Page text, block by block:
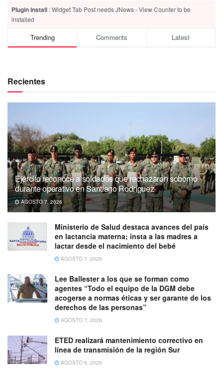
Plugin Install : Widget Tab Post needs JNews - View Counter to be
installed
Trending Comments Latest
Recientes
Ejército reconoce a soldados que rechazaron soborno
durante operativo en Santiago Rodríguez
AGOSTO 7, 2026
Ministerio de Salud destaca avances del país
en lactancia materna; insta a las madres a
lactar desde el nacimiento del bebé
AGOSTO 7, 2026
Lee Ballester a los que se forman como
agentes “Todo el equipo de la DGM debe
acogerse a normas éticas y ser garante de los
derechos de las personas”
AGOSTO 7, 2026
ETED realizará mantenimiento correctivo en
línea de transmisión de la región Sur
AGOSTO 6, 2026